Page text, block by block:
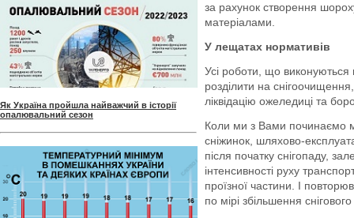
Як Україна пройшла найважчий в історії
опалювальний сезон
за рахунок створення
матеріалами.
У лещатах нормативів
Усі роботи, що
розділити на
ліквідацію ожеледиці та
Коли ми з Вами починаємо
сніжинок, шляхово-
після початку снігопаду,
інтенсивності руху
проїзної частини. І
по мірі збільшення